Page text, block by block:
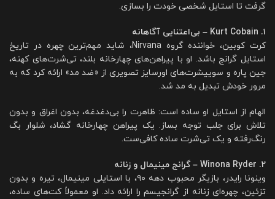
گرفت تا استایل شخصی خودت را بسازی.
۱. Kurt Cobain – بی‌اعتنایی آگاهانه
کرت کوبین، خواننده گروه Nirvana، شاید مهم‌ترین چهره در تاریخ
استایل گرانج باشد. او با پیراهن‌های چهارخانه بلند، تی‌شرت‌های کهنه،
جین پاره و سوییشرت‌های اورسایز تصویری از «ضد مد» ارائه کرد که به
مرور خودش تبدیل به مد شد.
الهام از استایل او ساده است: ظاهرت را بی‌دغدغه، بدون اغراق و بدون
تلاش برای جلب توجه بساز. یک پیراهن چهارخانه گشاد، شلوار بگ
رنگ‌رفته و یک تی‌شرت ساده کافی‌ست.
۲. Winona Ryder – گرانج مینیمال و زنانه
وینونا رایدر، بازیگر محبوب دهه ۹۰، با استایلی مینیمال، تیره و بدون
تزئین، چهره‌ای زنانه از گرانجیسم را ارائه داد. او معمولاً کت‌های ساده،